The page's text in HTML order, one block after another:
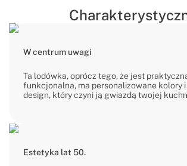
W centrum uwagi
Ta lodówka, oprócz tego, że jest
funkcjonalna, ma personalizowane kolory
design, który czyni ją gwiazdą twojej
Estetyka lat 50.